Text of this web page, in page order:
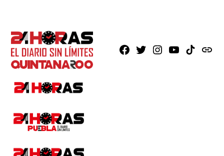
Facebook
X Instagram
YoutubeTikTokissuu